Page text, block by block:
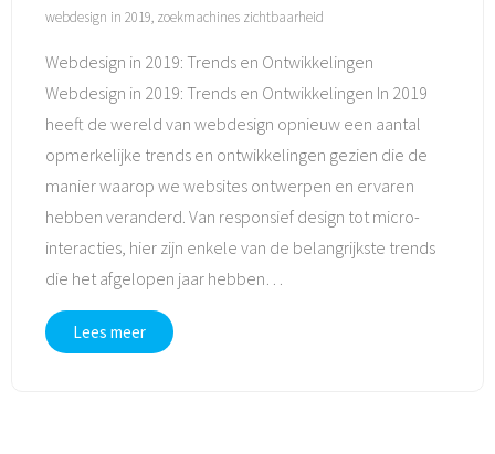
webdesign in 2019, zoekmachines zichtbaarheid
Webdesign in 2019: Trends en Ontwikkelingen
Webdesign in 2019: Trends en Ontwikkelingen In 2019
heeft de wereld van webdesign opnieuw een aantal
opmerkelijke trends en ontwikkelingen gezien die de
manier waarop we websites ontwerpen en ervaren
hebben veranderd. Van responsief design tot micro-
interacties, hier zijn enkele van de belangrijkste trends
die het afgelopen jaar hebben…
Lees meer